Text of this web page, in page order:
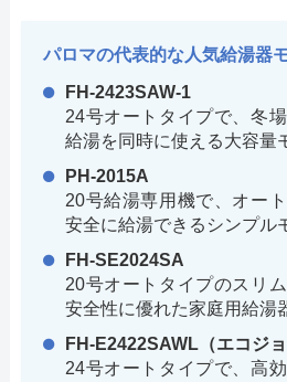
パロマの代表的な人気給湯器
FH-2423SAW-1
24号オートタイプで、冬
給湯を同時に使える大容量
PH-2015A
20号給湯専用機で、オー
安全に給湯できるシンプル
FH-SE2024SA
20号オートタイプのスリ
安全性に優れた家庭用給湯
FH-E2422SAWL（エコジョ
24号オートタイプで、高